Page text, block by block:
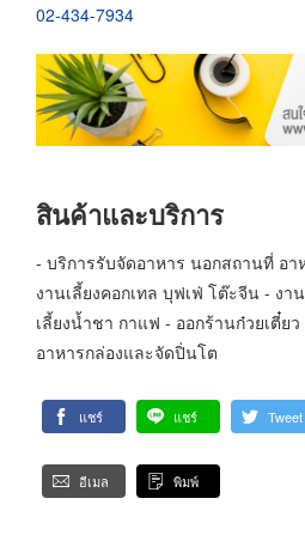
02-434-7934
สินค้าและบริการ
- บริการรับจัดอาหาร นอกสถานที่ อา
งานเลี้ยงคอกเทล บุฟเฟ่ โต๊ะจีน - งา
เลี้ยงน้ำชา กาแฟ - ออกร้านก๋วยเตี๋ย
อาหารกล่องและจัดปิ่นโต
แชร์ แชร์ Tweet
อีเมล พิมพ์